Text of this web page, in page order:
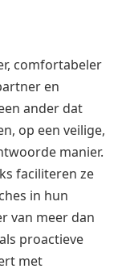
comfortabeler
en
ander dat
op een veilige,
manier.
faciliteren ze
in hun
van meer dan
proactieve
met